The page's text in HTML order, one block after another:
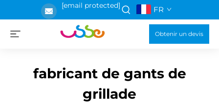
[email protected] FR
Obtenir un devis
fabricant de gants de
grillade